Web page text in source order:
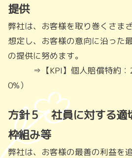
提供
弊社は、お客様を取り巻くさま
想定し、お客様の意向に沿った
の提供に努めます。
⇒【KPI】個人賠償特約：
0%）
方針５ 社員に対する適
枠組み等
弊社は、お客様の最善の利益を